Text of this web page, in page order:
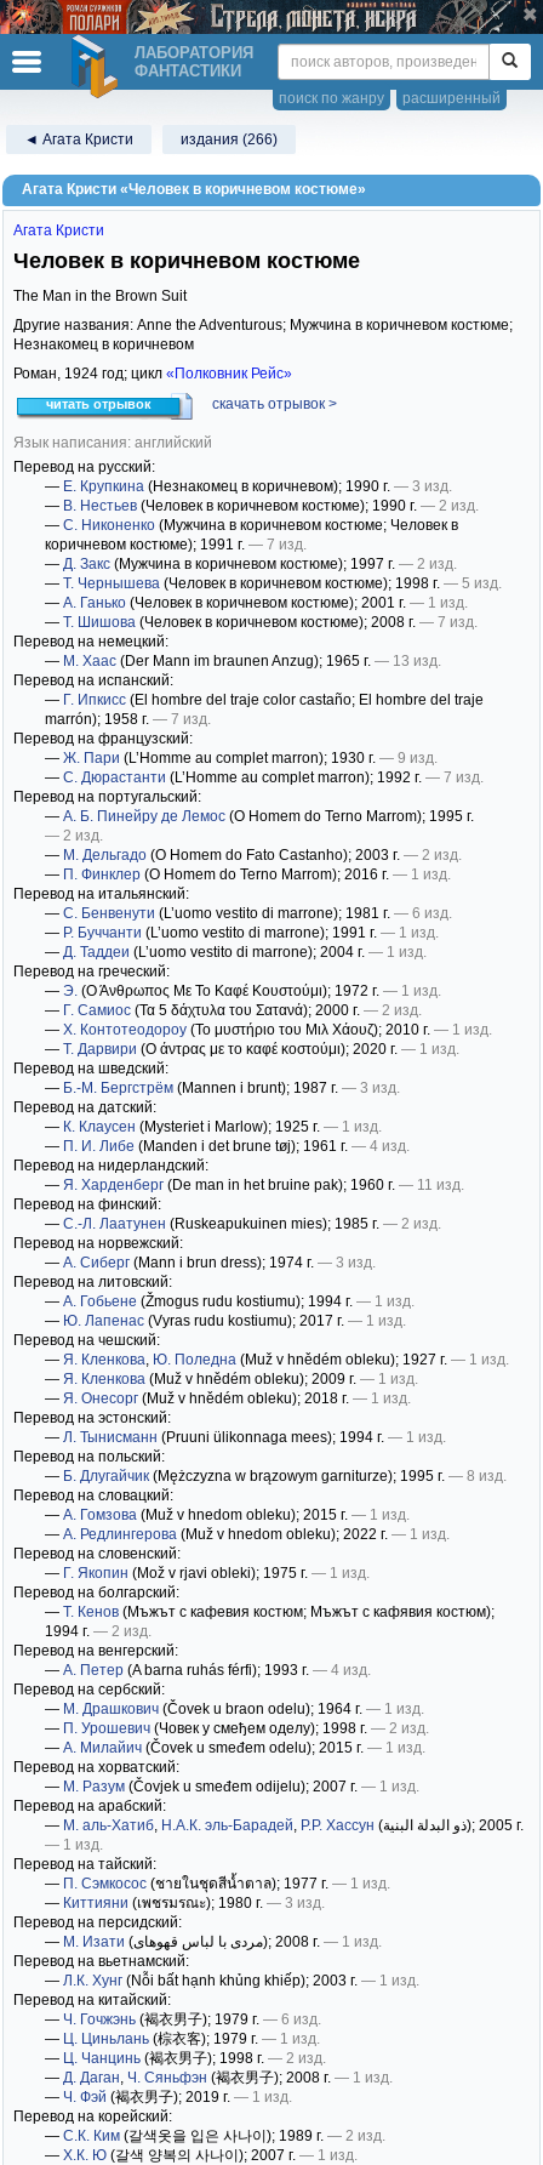
ЛАБОРАТОРИЯ
ФАНТАСТИКИ
расширенный
поиск по жанру
◄ Агата Кристи издания (266)
Агата Кристи «Человек в коричневом костюме»
Агата Кристи
Человек в коричневом костюме
The Man in the Brown Suit
Другие названия: Anne the Adventurous; Мужчина в коричневом костюме;
Незнакомец в коричневом
Роман, 1924 год; цикл «Полковник Рейс»
читать отрывок скачать отрывок >
Язык написания: английский
Перевод на русский:
— Е. Крупкина (Незнакомец в коричневом); 1990 г. — 3 изд.
— В. Нестьев (Человек в коричневом костюме); 1990 г. — 2 изд.
— С. Никоненко (Мужчина в коричневом костюме; Человек в
коричневом костюме); 1991 г. — 7 изд.
— Д. Закс (Мужчина в коричневом костюме); 1997 г. — 2 изд.
— Т. Чернышева (Человек в коричневом костюме); 1998 г. — 5 изд.
— А. Ганько (Человек в коричневом костюме); 2001 г. — 1 изд.
— Т. Шишова (Человек в коричневом костюме); 2008 г. — 7 изд.
Перевод на немецкий:
— М. Хаас (Der Mann im braunen Anzug); 1965 г. — 13 изд.
Перевод на испанский:
— Г. Ипкисс (El hombre del traje color castaño; El hombre del traje
marrón); 1958 г. — 7 изд.
Перевод на французский:
— Ж. Пари (L’Homme au complet marron); 1930 г. — 9 изд.
— С. Дюрастанти (L’Homme au complet marron); 1992 г. — 7 изд.
Перевод на португальский:
— А. Б. Пинейру де Лемос (O Homem do Terno Marrom); 1995 г.
— 2 изд.
— М. Дельгадо (O Homem do Fato Castanho); 2003 г. — 2 изд.
— П. Финклер (O Homem do Terno Marrom); 2016 г. — 1 изд.
Перевод на итальянский:
— С. Бенвенути (L’uomo vestito di marrone); 1981 г. — 6 изд.
— Р. Буччанти (L’uomo vestito di marrone); 1991 г. — 1 изд.
— Д. Таддеи (L’uomo vestito di marrone); 2004 г. — 1 изд.
Перевод на греческий:
— Э. (Ο Άνθρωπος Με Το Καφέ Κουστούμι); 1972 г. — 1 изд.
— Г. Самиос (Τα 5 δάχτυλα του Σατανά); 2000 г. — 2 изд.
— Х. Контотеодороу (Το μυστήριο του Μιλ Χάουζ); 2010 г. — 1 изд.
— Т. Дарвири (Ο άντρας με το καφέ κοστούμι); 2020 г. — 1 изд.
Перевод на шведский:
— Б.-М. Бергстрём (Mannen i brunt); 1987 г. — 3 изд.
Перевод на датский:
— К. Клаусен (Mysteriet i Marlow); 1925 г. — 1 изд.
— П. И. Либе (Manden i det brune tøj); 1961 г. — 4 изд.
Перевод на нидерландский:
— Я. Харденберг (De man in het bruine pak); 1960 г. — 11 изд.
Перевод на финский:
— С.-Л. Лаатунен (Ruskeapukuinen mies); 1985 г. — 2 изд.
Перевод на норвежский:
— А. Сиберг (Mann i brun dress); 1974 г. — 3 изд.
Перевод на литовский:
— А. Гобьене (Žmogus rudu kostiumu); 1994 г. — 1 изд.
— Ю. Лапенас (Vyras rudu kostiumu); 2017 г. — 1 изд.
Перевод на чешский:
— Я. Кленкова, Ю. Поледна (Muž v hnědém obleku); 1927 г. — 1 изд.
— Я. Кленкова (Muž v hnědém obleku); 2009 г. — 1 изд.
— Я. Онесорг (Muž v hnědém obleku); 2018 г. — 1 изд.
Перевод на эстонский:
— Л. Тынисманн (Pruuni ülikonnaga mees); 1994 г. — 1 изд.
Перевод на польский:
— Б. Длугайчик (Mężczyzna w brązowym garniturze); 1995 г. — 8 изд.
Перевод на словацкий:
— А. Гомзова (Muž v hnedom obleku); 2015 г. — 1 изд.
— А. Редлингерова (Muž v hnedom obleku); 2022 г. — 1 изд.
Перевод на словенский:
— Г. Якопин (Mož v rjavi obleki); 1975 г. — 1 изд.
Перевод на болгарский:
— Т. Кенов (Мъжът с кафевия костюм; Мъжът с кафявия костюм);
1994 г. — 2 изд.
Перевод на венгерский:
— А. Петер (A barna ruhás férfi); 1993 г. — 4 изд.
Перевод на сербский:
— М. Драшкович (Čovek u braon odelu); 1964 г. — 1 изд.
— П. Урошевич (Човек у смеђем оделу); 1998 г. — 2 изд.
— А. Милайич (Čovek u smeđem odelu); 2015 г. — 1 изд.
Перевод на хорватский:
— М. Разум (Čovjek u smeđem odijelu); 2007 г. — 1 изд.
Перевод на арабский:
— М. аль-Хатиб, Н.А.К. эль-Барадей, Р.Р. Хассун (ذو البدلة البنية); 2005 г.
— 1 изд.
Перевод на тайский:
— П. Сэмкосос (ชายในชุดสีน้ำตาล); 1977 г. — 1 изд.
— Киттияни (เพชรมรณะ); 1980 г. — 3 изд.
Перевод на персидский:
— М. Изати (مردی با لباس قهوهای); 2008 г. — 1 изд.
Перевод на вьетнамский:
— Л.К. Хунг (Nỗi bất hạnh khủng khiếp); 2003 г. — 1 изд.
Перевод на китайский:
— Ч. Гочжэнь (褐衣男子); 1979 г. — 6 изд.
— Ц. Циньлань (棕衣客); 1979 г. — 1 изд.
— Ц. Чанцинь (褐衣男子); 1998 г. — 2 изд.
— Д. Даган, Ч. Сяньфэн (褐衣男子); 2008 г. — 1 изд.
— Ч. Фэй (褐衣男子); 2019 г. — 1 изд.
Перевод на корейский:
— С.К. Ким (갈색옷을 입은 사나이); 1989 г. — 2 изд.
— Х.К. Ю (갈색 양복의 사나이); 2007 г. — 1 изд.